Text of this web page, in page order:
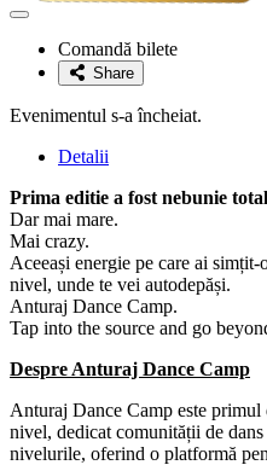
Adaugă
favoriteComandă bilete
Share
Evenimentul s-a încheiat.
Detalii
Prima editie a fost nebunie
Dar mai mare.
Mai crazy.
Aceeași energie pe care ai
nivel, unde te vei autodepăși.
Anturaj Dance Camp.
Tap into the source and go
Despre Anturaj Dance Camp
Anturaj Dance Camp este primul
nivel, dedicat comunității de
nivelurile, oferind o platformă